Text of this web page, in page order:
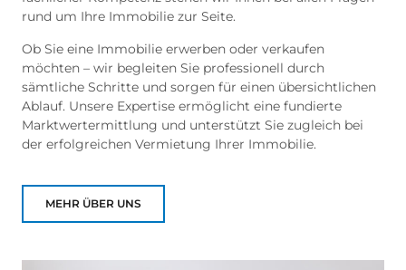
rund um Ihre Immobilie zur Seite.
Ob Sie eine Immobilie erwerben oder verkaufen
möchten – wir begleiten Sie professionell durch
sämtliche Schritte und sorgen für einen übersichtlichen
Ablauf. Unsere Expertise ermöglicht eine fundierte
Marktwertermittlung und unterstützt Sie zugleich bei
der erfolgreichen Vermietung Ihrer Immobilie.
MEHR ÜBER UNS